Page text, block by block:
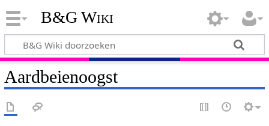
B&G Wiki
Aardbeienoogst